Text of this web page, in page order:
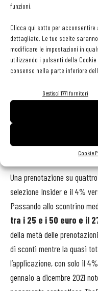
funzioni.
Clicca qui sotto per
dettagliate. Le tue scelte
modificare le impostazioni in
utilizzando i pulsanti della
consenso nella parte inferiore
Gestisci 1771 fornitori
Cookie
al ristorante
quest’anno il sabato
fuori (26%), seguito dalla
41% degli utenti della
meno di anticipo (la media
stati soprattutti i tavoli da
da quelli per 4 o più
quanto riguarda il tipo di
scelto la cucina
italiana, l’11% i ristoranti
Una prenotazione su
selezione Insider e il 4%
Passando allo scontrino
tra i 25 e i 50 euro e il
della metà delle
di sconti mentre la quasi
l’applicazione, con solo il
gennaio a dicembre 2021